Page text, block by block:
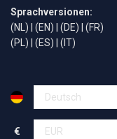
Sprachversionen:
(NL)
(EN) (DE)
(FR)
(PL)
(ES) (IT)
€